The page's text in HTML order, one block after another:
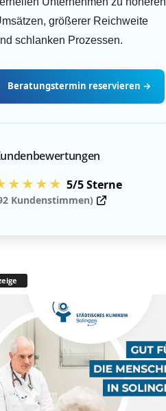
größerer Reichweite
schlanken Prozessen.
Beratungstermin reservieren →
5/5 Sterne
Kundenstimmen)